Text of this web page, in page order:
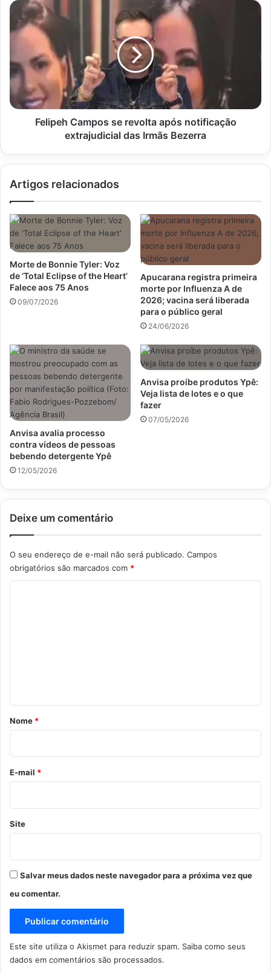
Felipeh
Campos
se
notificação
extrajudicial
das
Irmãs
BezerraFelipeh Campos se revolta após notificação
extrajudicial das Irmãs Bezerra
Artigos relacionados
Morte de Bonnie Tyler: Voz
de ‘Total Eclipse of the Heart’
Falece aos 75 Anos
09/07/2026
Apucarana registra primeira
morte por Influenza A de
2026; vacina será liberada
para o público geral
24/06/2026
Anvisa avalia processo
contra vídeos de pessoas
bebendo detergente Ypê
12/05/2026
Anvisa proíbe produtos Ypê:
Veja lista de lotes e o que
fazer
07/05/2026
Deixe um comentário
O seu endereço de e-mail não será publicado. Campos
obrigatórios são marcados com *
r
o
*
Nome *
E-mail *
Site
Salvar meus dados neste navegador para a próxima vez que
eu comentar.
Este site utiliza o Akismet para reduzir spam. Saiba como seus
dados em comentários são processados.